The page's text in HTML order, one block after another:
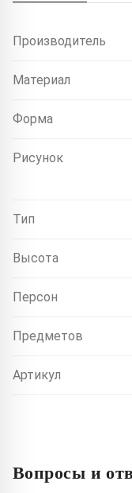
Производитель
Материал
Форма
Рисунок
Тип
Высота
Персон
Предметов
Артикул
Вопросы и